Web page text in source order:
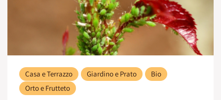
Casa e Terrazzo Giardino e Prato
Bio
Orto e Frutteto